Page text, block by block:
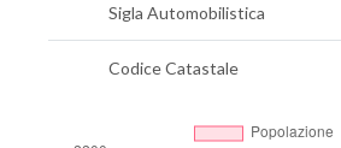
Sigla Automobilistica
Codice Catastale